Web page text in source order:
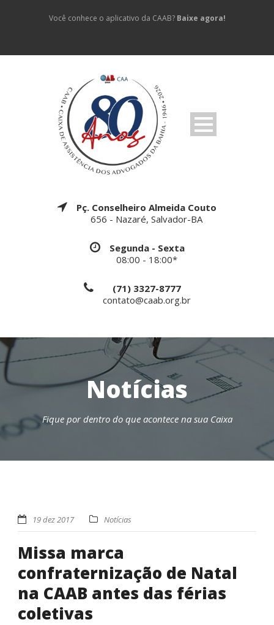
Você conhece o aplicativo da CAAB? Baixe agora!
Pç. Conselheiro Almeida Couto
656 - Nazaré, Salvador-BA
Segunda - Sexta
08:00 - 18:00*
(71) 3327-8777
contato@caab.org.br
Notícias
Fique por dentro do que acontece na sua Caixa
19 dez 2017 Notícias
Missa marca
confraternização de Natal
na CAAB antes das férias
coletivas